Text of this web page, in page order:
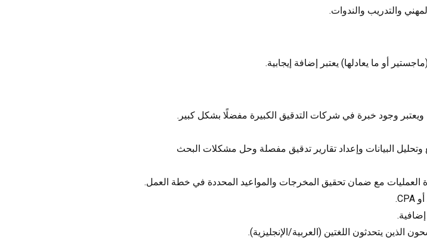
أو ما يعادلها) يعتبر إضافة إيجابية.
البيانات وإعداد تقارير تدقيق مفصلة وحل مشكلات البحث
العمليات مع ضمان تحقيق المخرجات والمواعيد المحددة في خطة العمل.
الذين يتحدثون اللغتين (العربية/الإنجليزية).